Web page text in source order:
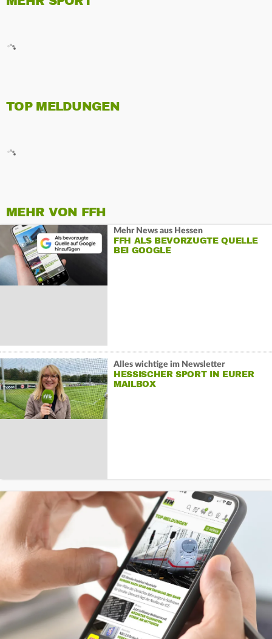
TOP MELDUNGEN
MEHR VON FFH
Mehr News aus Hessen
FFH ALS BEVORZUGTE QUELLE
BEI GOOGLE
Alles wichtige im Newsletter
HESSISCHER SPORT IN EURER
MAILBOX